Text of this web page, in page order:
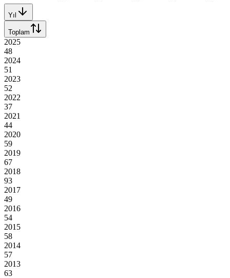
Yıl
Toplam
2025
48
2024
51
2023
52
2022
37
2021
44
2020
59
2019
67
2018
93
2017
49
2016
54
2015
58
2014
57
2013
63